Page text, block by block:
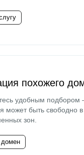
похожего
удобным
может быть свободно
зон.
домен